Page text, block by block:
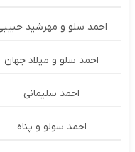
احمد سلو و مهرشید
احمد سلو و میلاد جهان
احمد سلیمانی
احمد سولو و پناه